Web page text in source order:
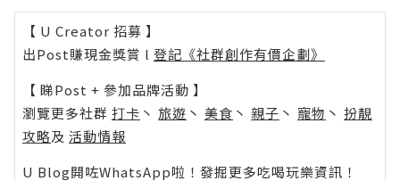
【 U Creator 招募 】
出Post賺現金獎賞 l 登記《社群創作有價企劃》
【 睇Post + 參加品牌活動 】
瀏覽更多社群 打卡 丶 旅遊 丶 美食 丶 親子 丶 寵物 丶 扮靚
攻略及 活動情報
U Blog開咗WhatsApp啦！發掘更多吃喝玩樂資訊！